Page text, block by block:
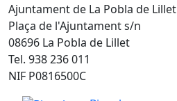
Ajuntament de La Pobla de Lillet
Plaça de l'Ajuntament s/n
08696 La Pobla de Lillet
Tel. 938 236 011
NIF P0816500C